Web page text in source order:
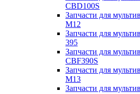
CBD100S
Запчасти для
M12
Запчасти для
395
Запчасти для
CBF390S
Запчасти для
M13
Запчасти для